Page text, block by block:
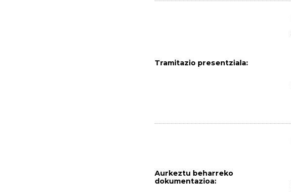
Tramitazio presentziala:
Aurkeztu beharreko
dokumentazioa: